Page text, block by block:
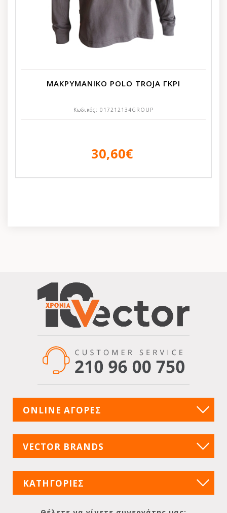
ΜΑΚΡΥΜΑΝΙΚΟ POLO TROJA ΓΚΡΙ
Κωδικός: 017212134GROUP
30,60€
ONLINE ΑΓΟΡΕΣ
VECTOR BRANDS
ΚΑΤΗΓΟΡΙΕΣ